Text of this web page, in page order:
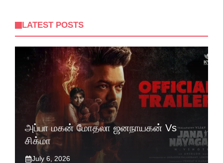
LATEST POSTS
அப்பா மகன் மோதலா ஜனநாயகன் Vs
சிக்மா
July 6, 2026